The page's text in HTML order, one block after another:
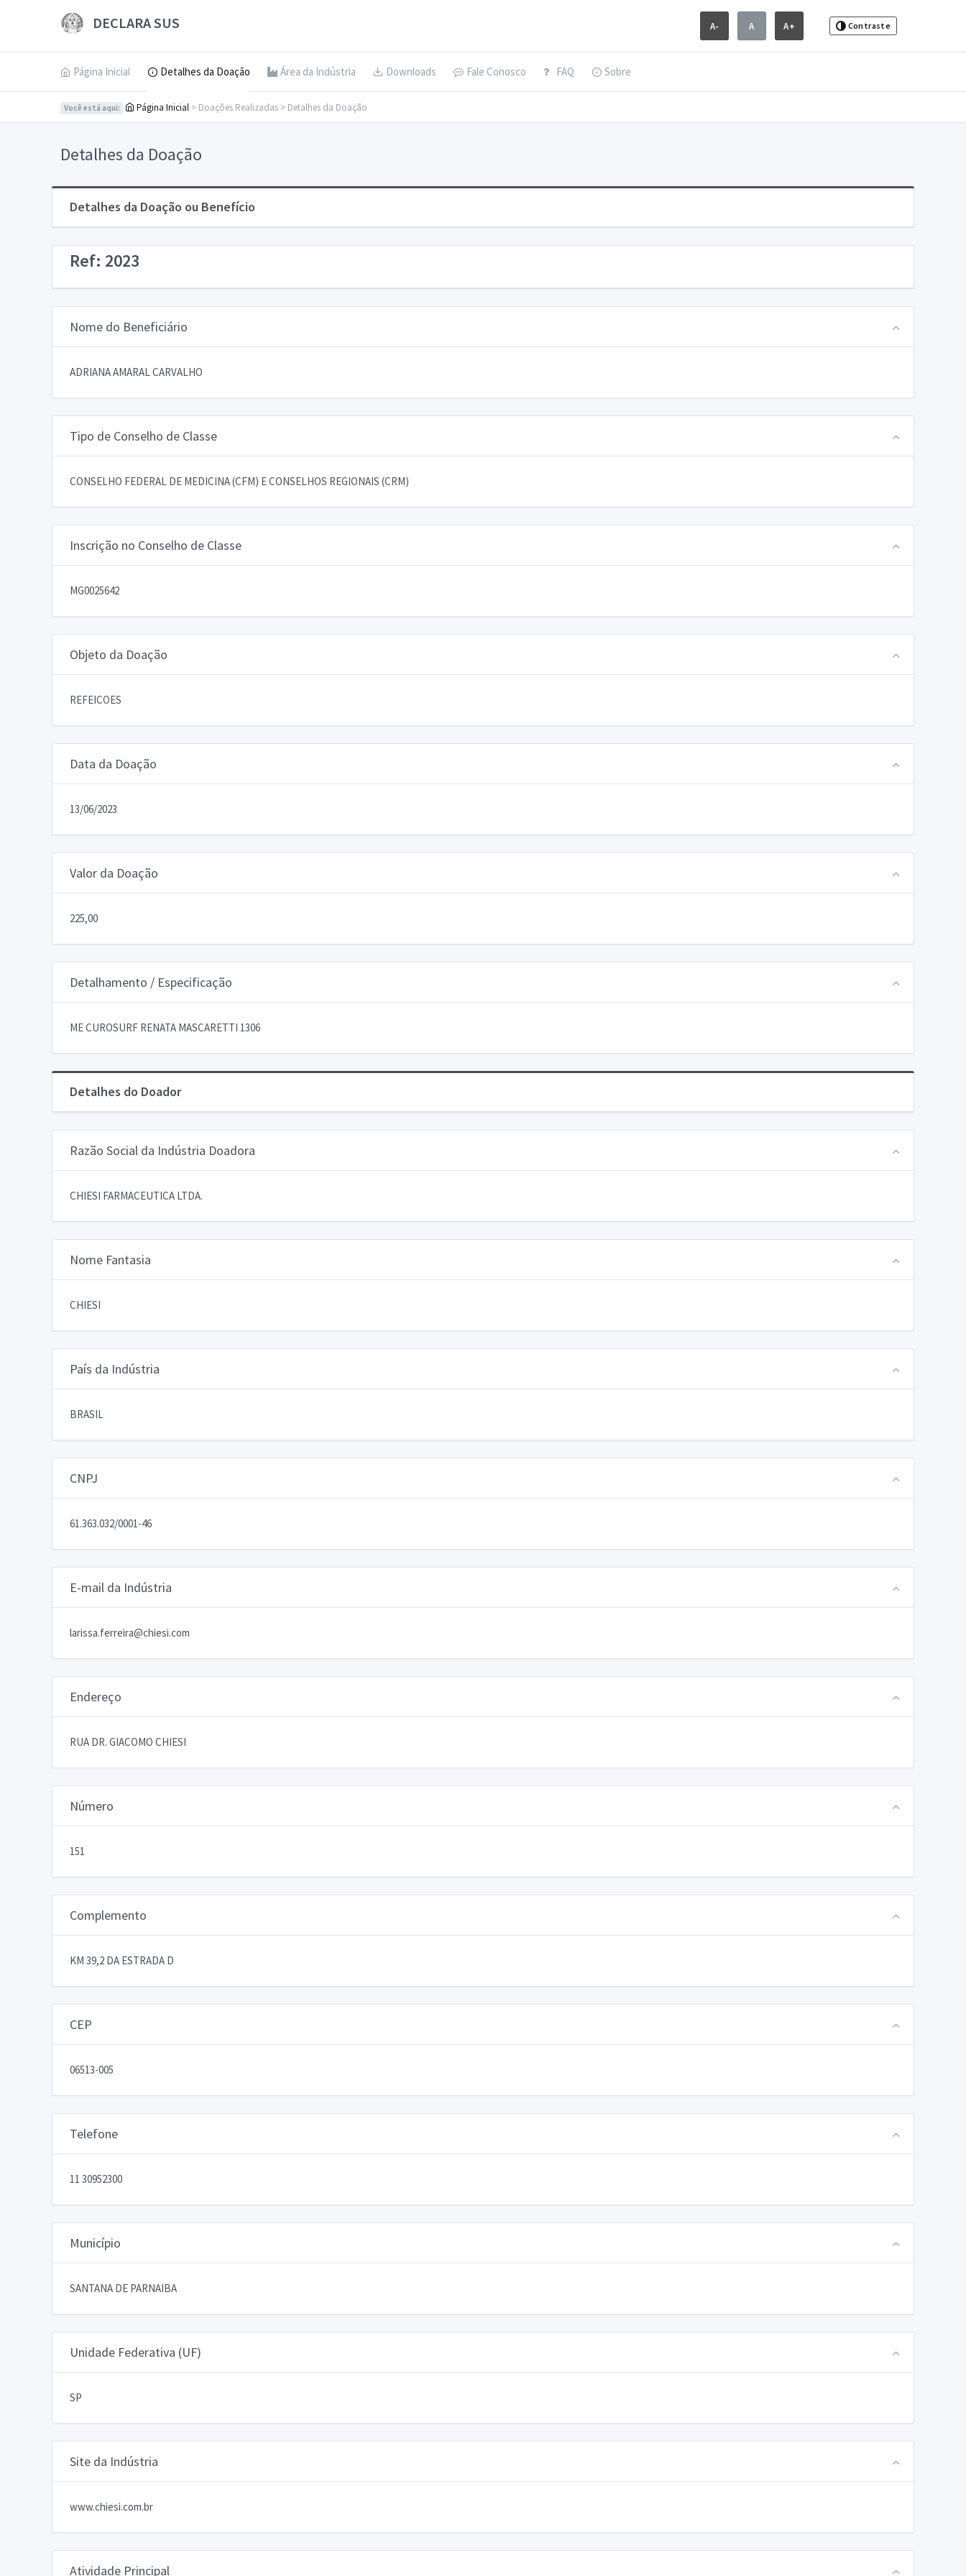
DECLARA SUS A- A A+ Contraste
Página Inicial Detalhes da Doação Área da Indústria Downloads Fale Conosco FAQ Sobre
Você está aqui: Página Inicial > Doações Realizadas > Detalhes da Doação
Detalhes da Doação
Detalhes da Doação ou Benefício
Ref: 2023
Nome do Beneficiário
ADRIANA AMARAL CARVALHO
Tipo de Conselho de Classe
CONSELHO FEDERAL DE MEDICINA (CFM) E CONSELHOS REGIONAIS (CRM)
Inscrição no Conselho de Classe
MG0025642
Objeto da Doação
REFEICOES
Data da Doação
13/06/2023
Valor da Doação
225,00
Detalhamento / Especificação
ME CUROSURF RENATA MASCARETTI 1306
Detalhes do Doador
Razão Social da Indústria Doadora
CHIESI FARMACEUTICA LTDA.
Nome Fantasia
CHIESI
País da Indústria
BRASIL
CNPJ
61.363.032/0001-46
E-mail da Indústria
larissa.ferreira@chiesi.com
Endereço
RUA DR. GIACOMO CHIESI
Número
151
Complemento
KM 39,2 DA ESTRADA D
CEP
06513-005
Telefone
11 30952300
Município
SANTANA DE PARNAIBA
Unidade Federativa (UF)
SP
Site da Indústria
www.chiesi.com.br
Atividade Principal